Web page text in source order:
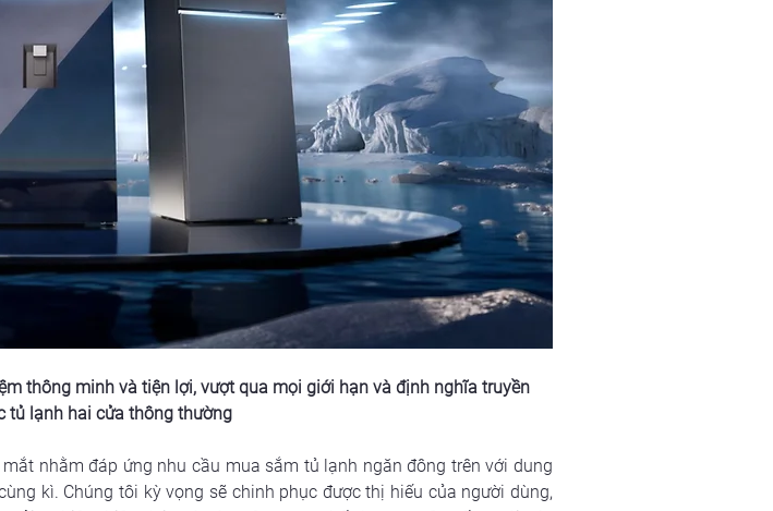
thông minh và tiện lợi, vượt qua mọi giới hạn và định nghĩa truyền
tủ lạnh hai cửa thông thường
nhằm đáp ứng nhu cầu mua sắm tủ lạnh ngăn đông trên với dung
kì. Chúng tôi kỳ vọng sẽ chinh phục được thị hiếu của người dùng,